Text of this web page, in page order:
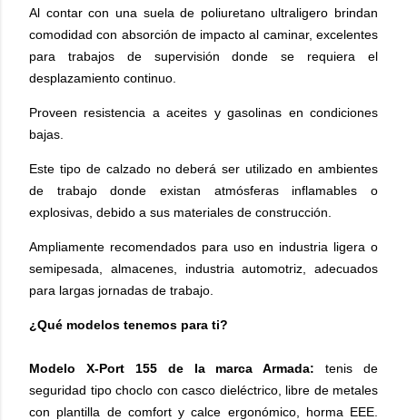
Al contar con una suela de poliuretano ultraligero brindan
comodidad con absorción de impacto al caminar, excelentes
para trabajos de supervisión donde se requiera el
desplazamiento continuo.
Proveen resistencia a aceites y gasolinas en condiciones
bajas.
Este tipo de calzado no deberá ser utilizado en ambientes
de trabajo donde existan atmósferas inflamables o
explosivas, debido a sus materiales de construcción.
Ampliamente recomendados para uso en industria ligera o
semipesada, almacenes, industria automotriz, adecuados
para largas jornadas de trabajo.
¿Qué modelos tenemos para ti?
Modelo X-Port 155 de la marca Armada: tenis de
seguridad tipo choclo con casco dieléctrico, libre de metales
con plantilla de comfort y calce ergonómico, horma EEE.